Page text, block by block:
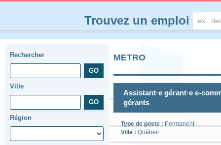
Trouvez un emploi
Rechercher
Ville
Région
METRO
Assistant·e gérant·e e-
gérants
Type de poste :Permanent
Ville : Québec